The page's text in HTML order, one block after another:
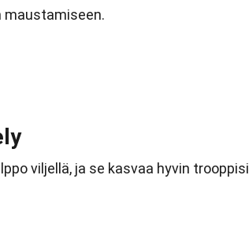
maustamiseen.
viljellä, ja se kasvaa hyvin